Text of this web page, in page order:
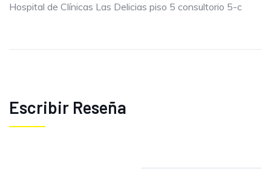
Hospital de Clínicas Las Delicias piso 5 consultorio 5-c
Escribir Reseña